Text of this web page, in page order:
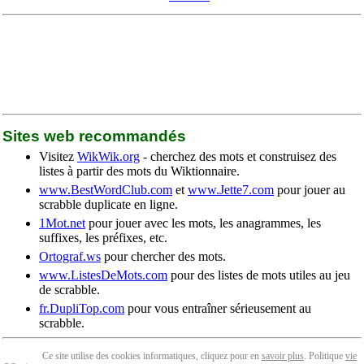
Sites web recommandés
Visitez WikWik.org - cherchez des mots et construisez des
listes à partir des mots du Wiktionnaire.
www.BestWordClub.com et www.Jette7.com pour jouer au
scrabble duplicate en ligne.
1Mot.net pour jouer avec les mots, les anagrammes, les
suffixes, les préfixes, etc.
Ortograf.ws pour chercher des mots.
www.ListesDeMots.com pour des listes de mots utiles au jeu
de scrabble.
fr.DupliTop.com pour vous entraîner sérieusement au
scrabble.
Ce site utilise des cookies informatiques, cliquez pour en savoir plus. Politique vie